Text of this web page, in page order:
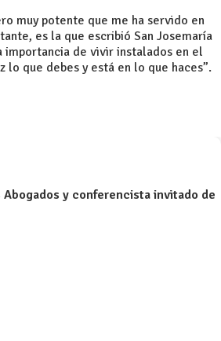
muy potente que me ha servido en
es la que escribió San Josemaría
importancia de vivir instalados en el
lo que debes y está en lo que haces”.
Abogados y conferencista invitado de